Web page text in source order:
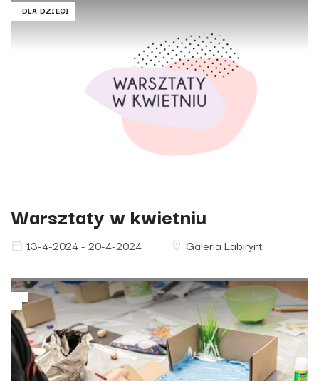
DLA DZIECI
Warsztaty w kwietniu
13-4-2024 - 20-4-2024 Galeria Labirynt